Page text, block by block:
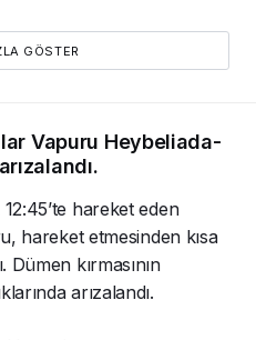
GÖSTER
Vapuru Heybeliada-
12:45’te hareket eden
hareket etmesinden kısa
kırmasının
arızalandı.